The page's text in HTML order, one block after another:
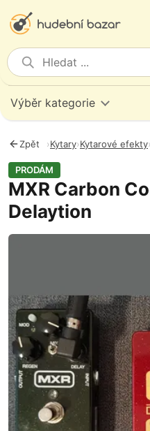
Výběr kategorie
Zpět ›Kytary›Kytarové efekty›
PRODÁM
MXR Carbon
Delaytion
Fotografie